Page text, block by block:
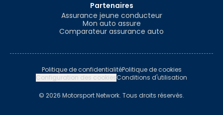
Partenaires
Assurance jeune conducteur
Mon auto assure
Comparateur assurance auto
Politique de confidentialitéPolitique de cookies
Configuration des cookiesConditions d'utilisation
© 2026 Motorsport Network. Tous droits réservés.